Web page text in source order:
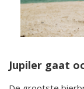
Jupiler gaat